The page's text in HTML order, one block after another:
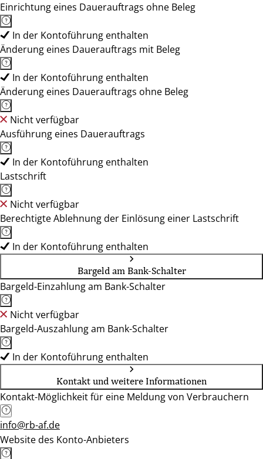
Einrichtung eines Dauerauftrags ohne Beleg
In der Kontoführung enthalten
Änderung eines Dauerauftrags mit Beleg
In der Kontoführung enthalten
Änderung eines Dauerauftrags ohne Beleg
Nicht verfügbar
Ausführung eines Dauerauftrags
In der Kontoführung enthalten
Lastschrift
Nicht verfügbar
Berechtigte Ablehnung der Einlösung einer Lastschrift
In der Kontoführung enthalten
Bargeld am Bank-Schalter
Bargeld-Einzahlung am Bank-Schalter
Nicht verfügbar
Bargeld-Auszahlung am Bank-Schalter
In der Kontoführung enthalten
Kontakt und weitere Informationen
Kontakt-Möglichkeit für eine Meldung von Verbrauchern
info@rb-af.de
Website des Konto-Anbieters